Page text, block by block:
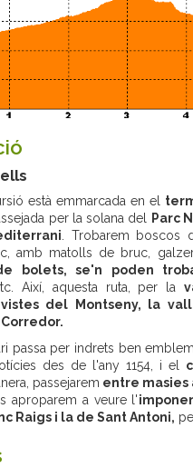
està emmarcada en el
per la solana del
Parc
. Trobarem
amb matolls de bruc,
bolets, se'n poden
Així, aquesta ruta, per la
vistes del Montseny, la
passa per indrets ben
des de l'any 1154, i el
passejarem entre masies
aproparem a veure l'
Raigs i la de Sant Antoni,